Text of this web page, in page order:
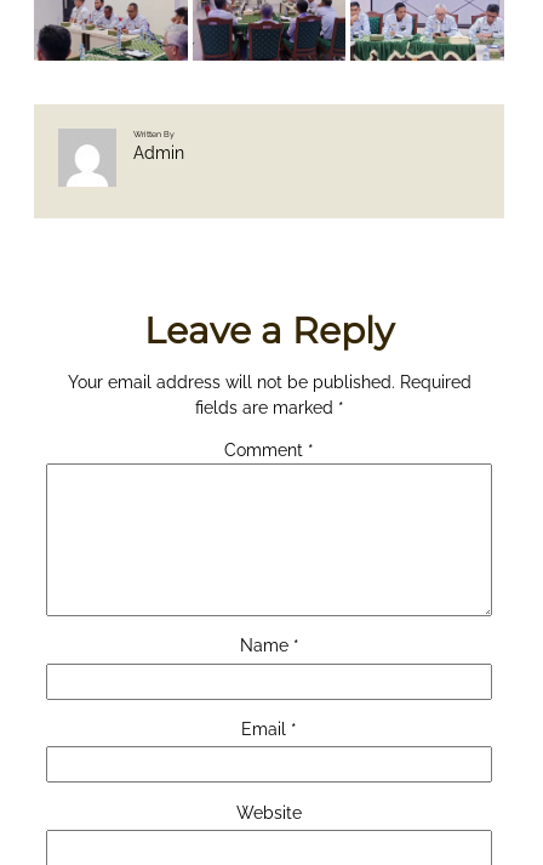
Written By
Admin
Leave a Reply
Your email address will not be published. Required
fields are marked *
Comment *
Name *
Email *
Website